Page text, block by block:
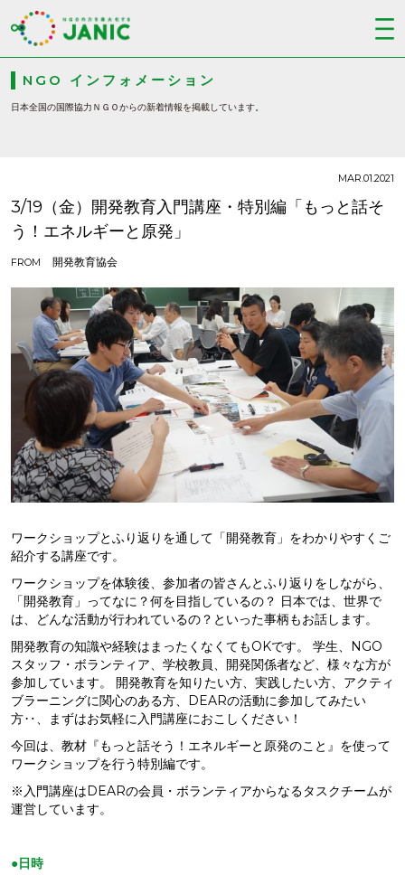
NGO インフォメーション
日本全国の国際協力ＮＧＯからの新着情報を掲載しています。
3/19（金）開発教育入門講座・特別編「もっと話そ
う！エネルギーと原発」
FROM 開発教育協会
MAR.01.2021
ワークショップとふり返りを通して「開発教育」をわかりやすくご
紹介する講座です。
ワークショップを体験後、参加者の皆さんとふり返りをしながら、
「開発教育」ってなに？何を目指しているの？ 日本では、世界で
は、どんな活動が行われているの？といった事柄もお話します。
開発教育の知識や経験はまったくなくてもOKです。 学生、NGO
スタッフ・ボランティア、学校教員、開発関係者など、様々な方が
参加しています。 開発教育を知りたい方、実践したい方、アクティ
ブラーニングに関心のある方、DEARの活動に参加してみたい
方‥、まずはお気軽に入門講座におこしください！
今回は、教材『もっと話そう！エネルギーと原発のこと』を使って
ワークショップを行う特別編です。
※入門講座はDEARの会員・ボランティアからなるタスクチームが
運営しています。
●日時